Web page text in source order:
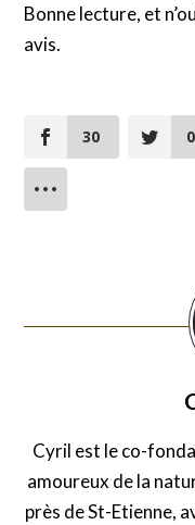
Bonne lecture, et
avis.
30 0
Cyril est le co-
amoureux de la
près de St-Etienne,